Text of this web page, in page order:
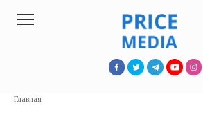
Главная